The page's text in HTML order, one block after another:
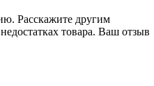
Расскажите другим
товара. Ваш отзыв